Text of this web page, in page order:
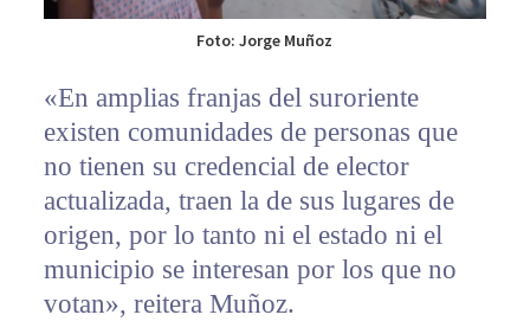
Foto: Jorge Muñoz
«En amplias franjas del suroriente
existen comunidades de personas que
no tienen su credencial de elector
actualizada, traen la de sus lugares de
origen, por lo tanto ni el estado ni el
municipio se interesan por los que no
votan», reitera Muñoz.